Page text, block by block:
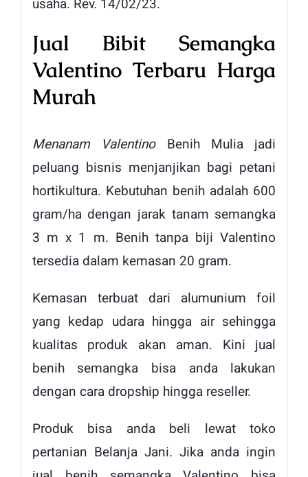
usaha. Rev. 14/02/23.
Jual Bibit Semangka
Valentino Terbaru Harga
Murah
Menanam ValentinoBenih Mulia jadi
peluang bisnis menjanjikan bagi petani
hortikultura. Kebutuhan benih adalah 600
gram/ha dengan jarak tanam semangka
3 m x 1 m. Benih tanpa biji Valentino
tersedia dalam kemasan 20 gram.
Kemasan terbuat dari alumunium foil
yang kedap udara hingga air sehingga
kualitas produk akan aman. Kini jual
benih semangka bisa anda lakukan
dengan cara dropship hingga reseller.
Produk bisa anda beli lewat toko
pertanian Belanja Jani. Jika anda ingin